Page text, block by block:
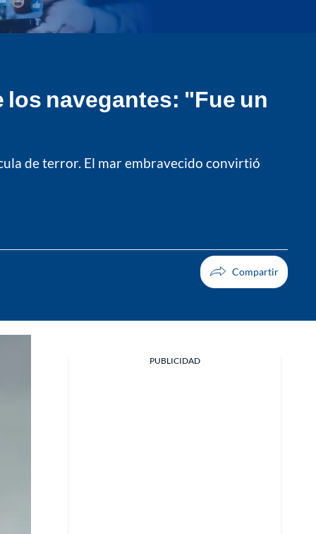
navegantes: "Fue un
de terror. El mar embravecido convirtió
PUBLICIDAD